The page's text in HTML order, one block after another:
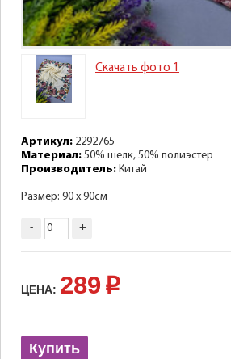
Скачать фото 1
Артикул: 2292765
Материал: 50% шелк, 50% полиэстер
Производитель: Китай
Размер: 90 х 90см
- +
ЦЕНА: 289 p
Купить